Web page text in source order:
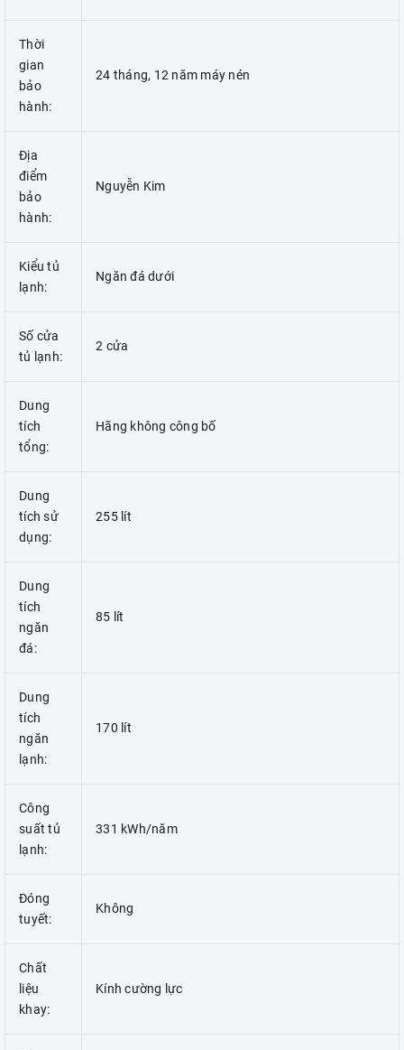
Thời
gian
bảo
hành:
24 tháng, 12 năm máy nén
Địa
điểm
bảo
hành:
Nguyễn Kim
Kiểu tủ
lạnh:
Ngăn đá dưới
Số cửa
tủ lạnh:
2 cửa
Dung
tích
tổng:
Hãng không công bố
Dung
tích sử
dụng:
255 lít
Dung
tích
ngăn
đá:
85 lít
Dung
tích
ngăn
lạnh:
170 lít
Công
suất tủ
lạnh:
331 kWh/năm
Đóng
tuyết:
Không
Chất
liệu
khay:
Kính cường lực